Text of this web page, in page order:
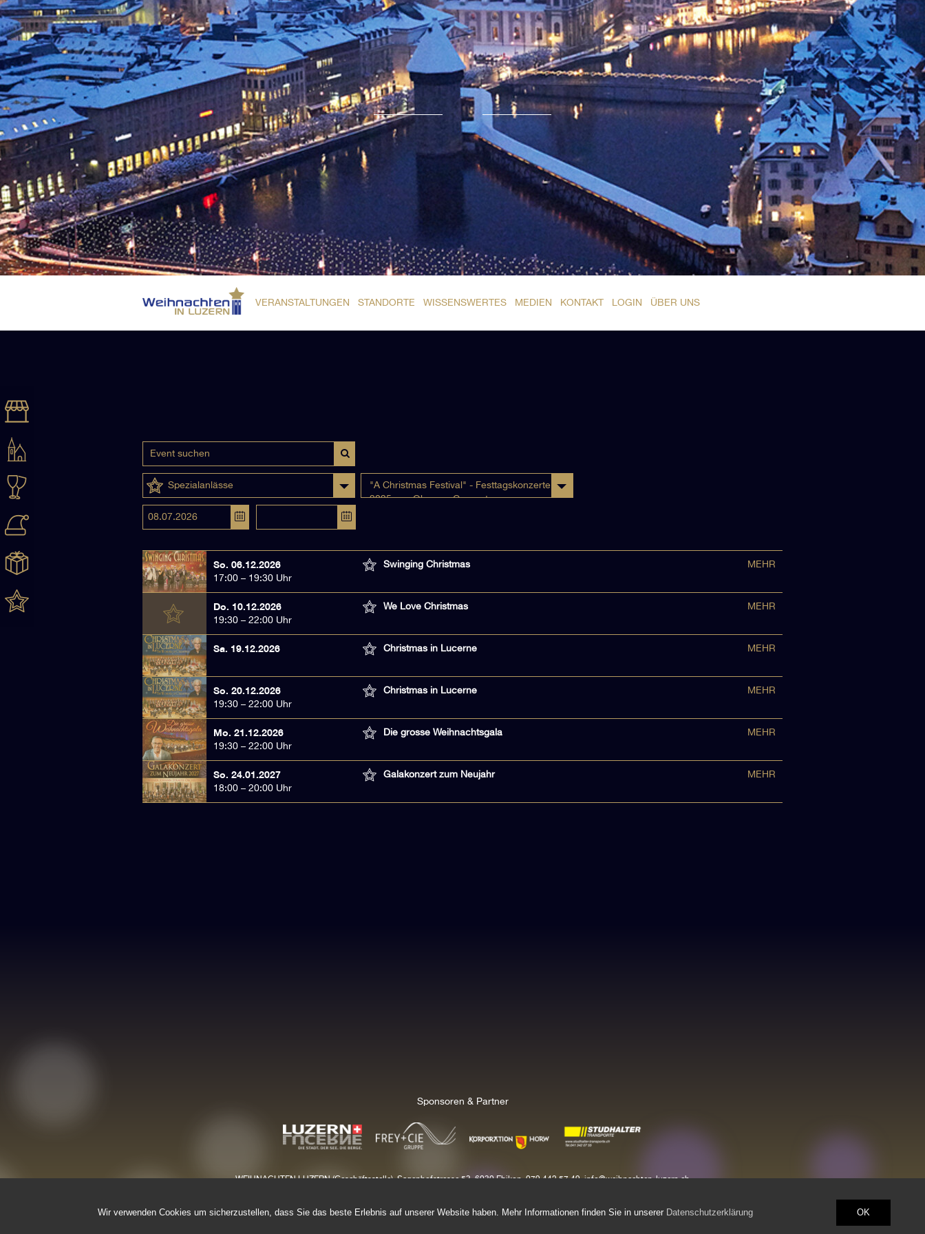
VERANSTALTUNGEN STANDORTE WISSENSWERTES MEDIEN KONTAKT LOGIN ÜBER UNS
Spezialanlässe
"A Christmas Festival" - Festtagskonzerte
2025 von Obrasso Concerts
So. 06.12.2026
17:00 – 19:30 Uhr
Swinging Christmas MEHR
Do. 10.12.2026
19:30 – 22:00 Uhr
We Love Christmas MEHR
Sa. 19.12.2026 Christmas in Lucerne MEHR
So. 20.12.2026
19:30 – 22:00 Uhr
Christmas in Lucerne MEHR
Mo. 21.12.2026
19:30 – 22:00 Uhr
Die grosse Weihnachtsgala MEHR
So. 24.01.2027
18:00 – 20:00 Uhr
Galakonzert zum Neujahr MEHR
Sponsoren & Partner
WEIHNACHTEN LUZERN (Geschäftsstelle), Sagenhofstrasse 53, 6030 Ebikon, 079 442 57 49,info@weihnachten-luzern.ch
Wir verwenden Cookies um sicherzustellen, dass Sie das beste Erlebnis auf unserer Website haben. Mehr Informationen finden Sie in unserer Datenschutzerklärung OK